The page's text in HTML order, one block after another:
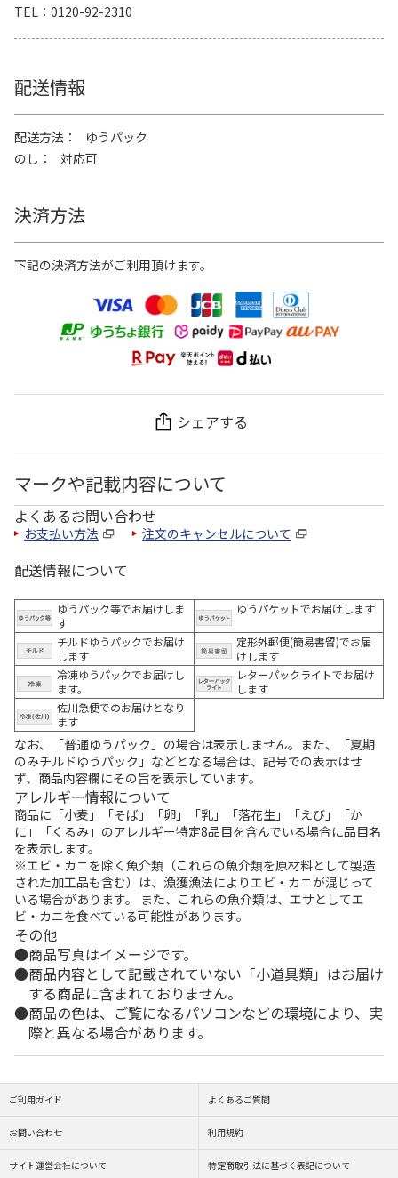
TEL
0120-92-2310
配送情報
配送方法
ゆうパック
のし
対応可
決済方法
下記の決済方法がご利用頂けます。
シェアする
マークや記載内容について
よくあるお問い合わせ
お支払い方法 注文のキャンセルについて
配送情報について
ゆうパック等でお届けしま
す
ゆうパケットでお届けします
チルドゆうパックでお届け
します
定形外郵便(簡易書留)でお届
けします
冷凍ゆうパックでお届けし
ます。
レターパックライトでお届け
します
佐川急便でのお届けとなり
ます
なお、「普通ゆうパック」の場合は表示しません。また、「夏期
のみチルドゆうパック」などとなる場合は、記号での表示はせ
ず、商品内容欄にその旨を表示しています。
アレルギー情報について
商品に「小麦」「そば」「卵」「乳」「落花生」「えび」「か
に」「くるみ」のアレルギー特定8品目を含んでいる場合に品目名
を表示します。
※エビ・カニを除く魚介類（これらの魚介類を原材料として製造
された加工品も含む）は、漁獲漁法によりエビ・カニが混じって
いる場合があります。 また、これらの魚介類は、エサとしてエ
ビ・カニを食べている可能性があります。
その他
商品写真はイメージです。
商品内容として記載されていない「小道具類」はお届け
する商品に含まれておりません。
商品の色は、ご覧になるパソコンなどの環境により、実
際と異なる場合があります。
ご利用ガイド よくあるご質問
お問い合わせ 利用規約
サイト運営会社について 特定商取引法に基づく表記について